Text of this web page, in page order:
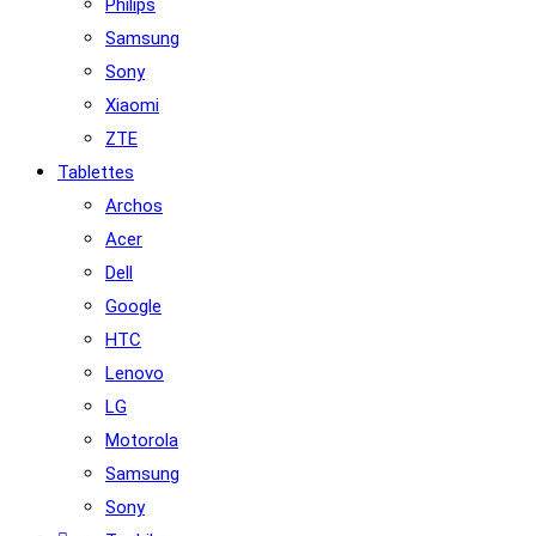
Philips
Samsung
Sony
Xiaomi
ZTE
Tablettes
Archos
Acer
Dell
Google
HTC
Lenovo
LG
Motorola
Samsung
Sony